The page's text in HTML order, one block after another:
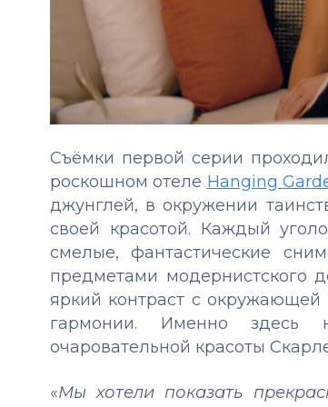
Съёмки первой серии
роскошном отеле Hanging
джунглей, в окружении
своей красотой. Каждый
смелые, фантастические
предметами модернистского
яркий контраст с
гармонии. Именно здесь
очаровательной красоты
«Мы хотели показать